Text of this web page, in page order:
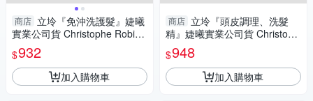
商店 立坽『免沖洗護髮』婕曦
實業公司貨 Christophe Robin
刺梨果油全效護髮精華50ml H
H06 HH08
$932
加入購物車
商店 立坽『頭皮調理、洗髮
精』婕曦實業公司貨 Christoph
e Robin 玫瑰豐盈淨化髮泥250
ml HS05 HH03
$948
加入購物車